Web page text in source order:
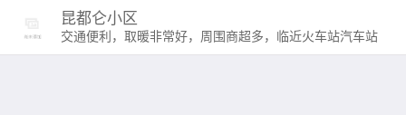
昆都仑小区
交通便利，取暖非常好，周围商超多，临近火车站汽车站